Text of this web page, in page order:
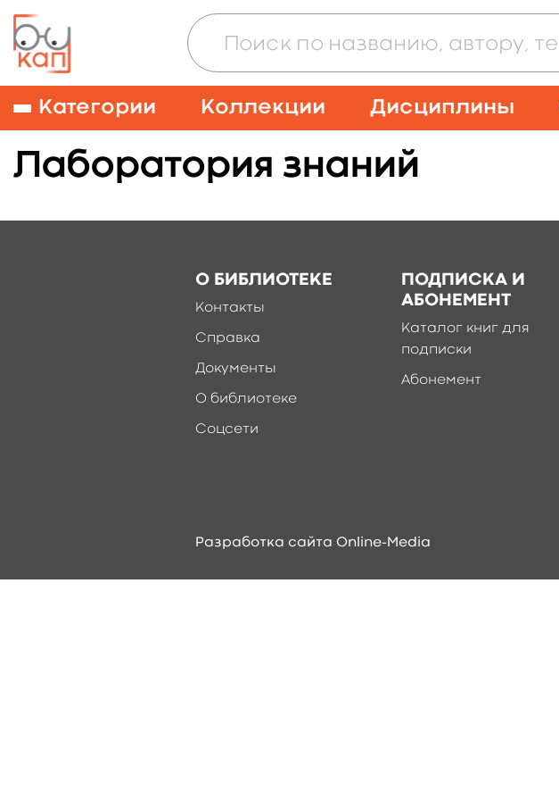
Категории Коллекции Дисциплины
Лаборатория знаний
О БИБЛИОТЕКЕ
Контакты
Справка
Документы
О библиотеке
Соцсети
ПОДПИСКА И
АБОНЕМЕНТ
Каталог книг для
подписки
Абонемент
Разработка сайта Online-Media